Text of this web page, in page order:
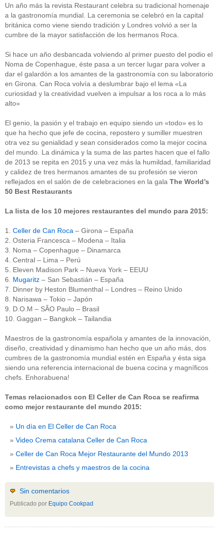
Un año más la revista Restaurant celebra su tradicional homenaje
a la gastronomía mundial. La ceremonia se celebró en la capital
británica como viene siendo tradición y Londres volvió a ser la
cumbre de la mayor satisfacción de los hermanos Roca.
Si hace un año desbancada volviendo al primer puesto del podio el
Noma de Copenhague, éste pasa a un tercer lugar para volver a
dar el galardón a los amantes de la gastronomía con su laboratorio
en Girona. Can Roca volvía a deslumbrar bajo el lema «La
curiosidad y la creatividad vuelven a impulsar a los roca a lo más
alto»
El genio, la pasión y el trabajo en equipo siendo un «todo» es lo
que ha hecho que jefe de cocina, repostero y sumiller muestren
otra vez su genialidad y sean considerados como la mejor cocina
del mundo. La dinámica y la suma de las partes hacen que el fallo
de 2013 se repita en 2015 y una vez más la humildad, familiaridad
y calidez de tres hermanos amantes de su profesión se vieron
reflejados en el salón de de celebraciones en la gala The World’s
50 Best Restaurants
La lista de los 10 mejores restaurantes del mundo para 2015:
1. Celler de Can Roca – Girona – España
2. Osteria Francesca – Modena – Italia
3. Noma – Copenhague – Dinamarca
4. Central – Lima – Perú
5. Eleven Madison Park – Nueva York – EEUU
6. Mugaritz – San Sebastián – España
7. Dinner by Heston Blumenthal – Londres – Reino Unido
8. Narisawa – Tokio – Japón
9. D.O.M – SÃO Paulo – Brasil
10. Gaggan – Bangkok – Tailandia
Maestros de la gastronomía española y amantes de la innovación,
diseño, creatividad y dinamismo han hecho que un año más, dos
cumbres de la gastronomía mundial estén en España y ésta siga
siendo una referencia internacional de buena cocina y magníficos
chefs. Enhorabuena!
Temas relacionados con El Celler de Can Roca se reafirma
como mejor restaurante del mundo 2015:
Un día en El Celler de Can Roca
Video Crema catalana Celler de Can Roca
Celler de Can Roca Mejor Restaurante del Mundo 2013
Entrevistas a chefs y maestros de la cocina
Sin comentarios
Publicado por Equipo Cookpad